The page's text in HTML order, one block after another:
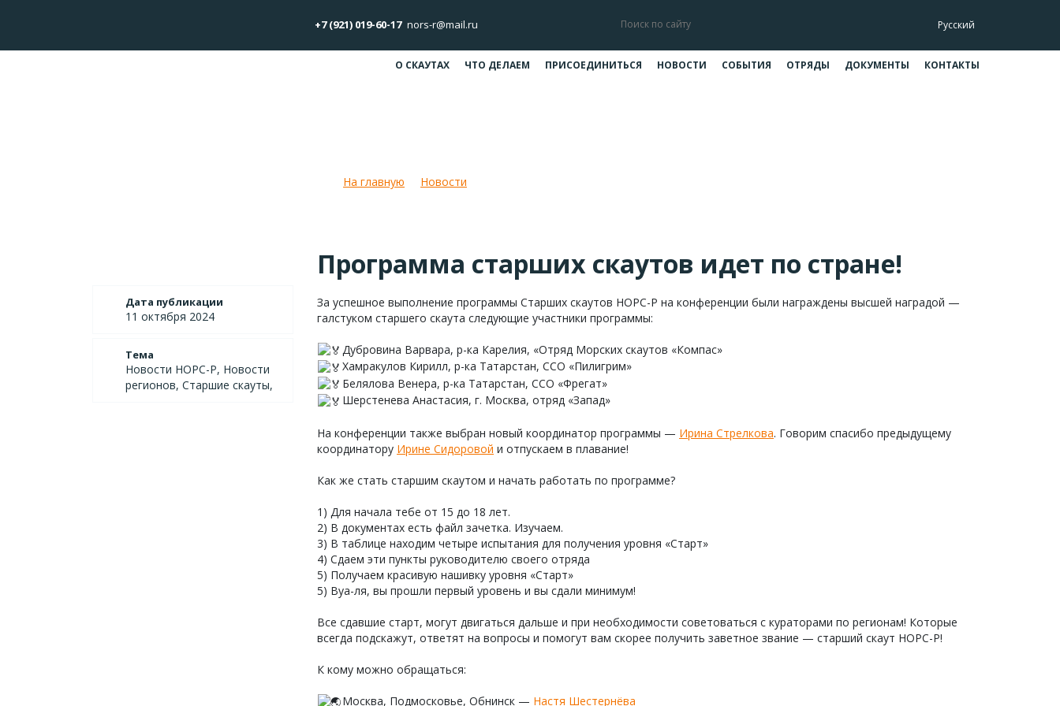
+7 (921) 019-60-17 nors-r@mail.ru Русский
О СКАУТАХ ЧТО ДЕЛАЕМ ПРИСОЕДИНИТЬСЯ НОВОСТИ СОБЫТИЯ ОТРЯДЫ ДОКУМЕНТЫ КОНТАКТЫ
На главную Новости
Дата публикации
11 октября 2024
Тема
Новости НОРС-Р, Новости
регионов, Старшие скауты,
Программа старших скаутов идет по стране!
За успешное выполнение программы Старших скаутов НОРС-Р на конференции были награждены высшей наградой —
галстуком старшего скаута следующие участники программы:
Дубровина Варвара, р-ка Карелия, «Отряд Морских скаутов «Компас»
Хамракулов Кирилл, р-ка Татарстан, ССО «Пилигрим»
Белялова Венера, р-ка Татарстан, ССО «Фрегат»
Шерстенева Анастасия, г. Москва, отряд «Запад»
На конференции также выбран новый координатор программы — Ирина Стрелкова. Говорим спасибо предыдущему
координатору Ирине Сидоровой и отпускаем в плавание!
Как же стать старшим скаутом и начать работать по программе?
1) Для начала тебе от 15 до 18 лет.
2) В документах есть файл зачетка. Изучаем.
3) В таблице находим четыре испытания для получения уровня «Старт»
4) Сдаем эти пункты руководителю своего отряда
5) Получаем красивую нашивку уровня «Старт»
5) Вуа-ля, вы прошли первый уровень и вы сдали минимум!
Все сдавшие старт, могут двигаться дальше и при необходимости советоваться с кураторами по регионам! Которые
всегда подскажут, ответят на вопросы и помогут вам скорее получить заветное звание — старший скаут НОРС-Р!
К кому можно обращаться:
Москва, Подмосковье, Обнинск — Настя Шестернёва